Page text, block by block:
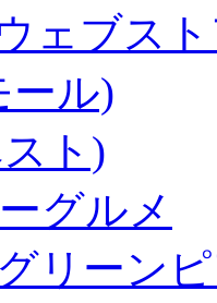
ェブス
ール)
ト)
グルメ
リーン